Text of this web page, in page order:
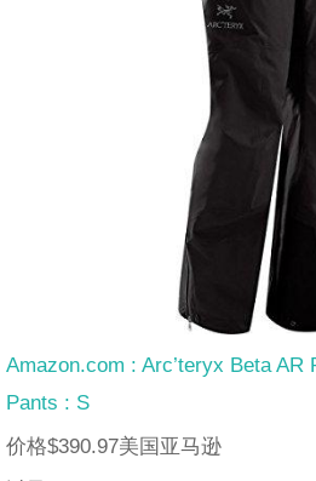
Amazon.com : Arc’teryx Beta AR
Pants : S
价格$390.97美国亚马逊